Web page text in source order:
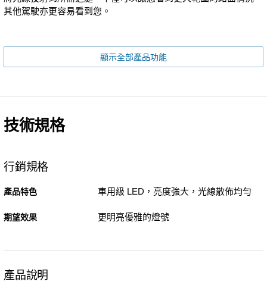
其他駕駛亦更容易看到您。
顯示全部產品功能
技術規格
行銷規格
產品特色 車用級 LED，亮度強大，光線散佈均勻
期望效果 更明亮優雅的燈號
產品說明